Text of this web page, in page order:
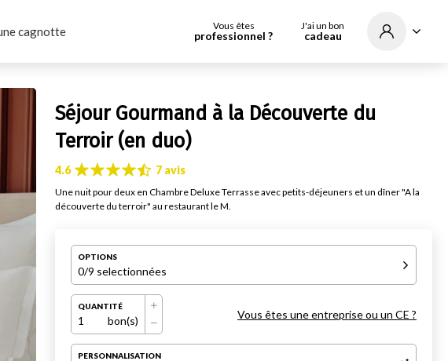
cagnotte Vous êtes
professionnel ?
J'ai un bon
cadeau
Séjour Gourmand à la Découverte du
Terroir (en duo)
4.6 7 avis
Une nuit pour deux en Chambre Deluxe Terrasse avec petits-déjeuners et un dîner "A la
découverte du terroir" au restaurant le M.
OPTIONS
0/9 selectionnées
QUANTITÉ
1 bon(s) Vous êtes une entreprise ou un CE ?
PERSONNALISATION